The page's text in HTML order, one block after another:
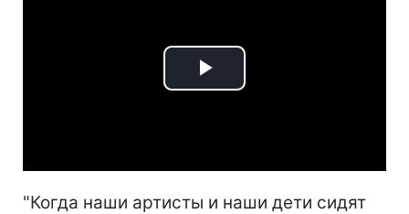
Play
"Когда наши артисты и наши дети сидят